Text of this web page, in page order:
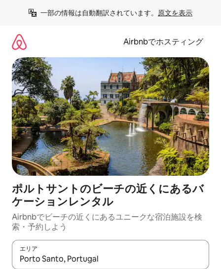
一部の情報は自動翻訳されています。 原文を表示
Airbnbでホスティング
ポルトサントのビーチの近くにあるバ
ケーションレンタル
Airbnbでビーチの近くにあるユニークな宿泊施設を検
索・予約しよう
エリア
検索結果が表示されたら、上下の矢印キーを使って移動するか